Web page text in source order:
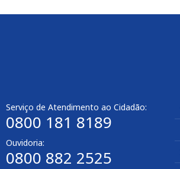
Serviço de Atendimento ao Cidadão:
0800 181 8189
Ouvidoria:
0800 882 2525​